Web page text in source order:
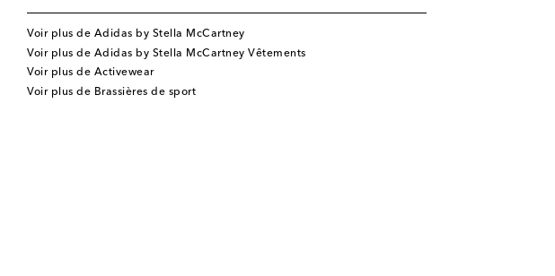
Voir plus de Adidas by Stella McCartney
Voir plus de Adidas by Stella McCartney Vêtements
Voir plus de Activewear
Voir plus de Brassières de sport